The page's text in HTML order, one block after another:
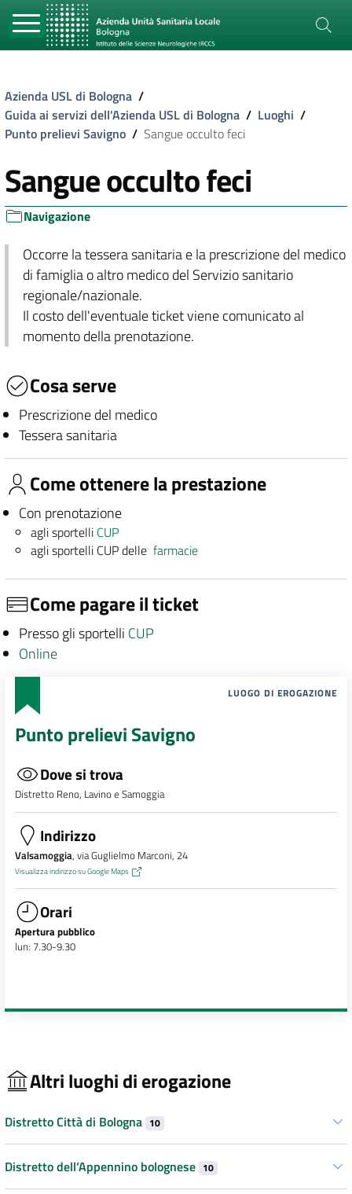
Azienda USL di Bologna /
Guida ai servizi dell'Azienda USL di Bologna / Luoghi /
Punto prelievi Savigno / Sangue occulto feci
Sangue occulto feci
Navigazione
Occorre la tessera sanitaria e la prescrizione del medico
di famiglia o altro medico del Servizio sanitario
regionale/nazionale.
Il costo dell'eventuale ticket viene comunicato al
momento della prenotazione.
Cosa serve
Prescrizione del medico
Tessera sanitaria
Come ottenere la prestazione
Con prenotazione
agli sportelli CUP
agli sportelli CUP dellefarmacie
Come pagare il ticket
Presso gli sportelli CUP
Online
LUOGO DI EROGAZIONE
Punto prelievi Savigno
Dove si trova
Distretto Reno, Lavino e Samoggia
Indirizzo
Valsamoggia, via Guglielmo Marconi, 24
Visualizza indirizzo su Google Maps
Orari
Apertura pubblico
lun: 7.30-9.30
Altri luoghi di erogazione
Distretto Città di Bologna 10
Distretto dell’Appennino bolognese 10